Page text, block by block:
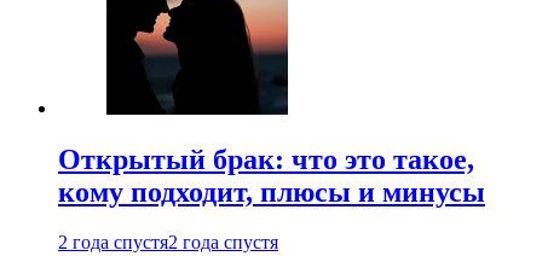
Открытый брак: что это такое,
кому подходит, плюсы и минусы
2 года спустя2 года спустя